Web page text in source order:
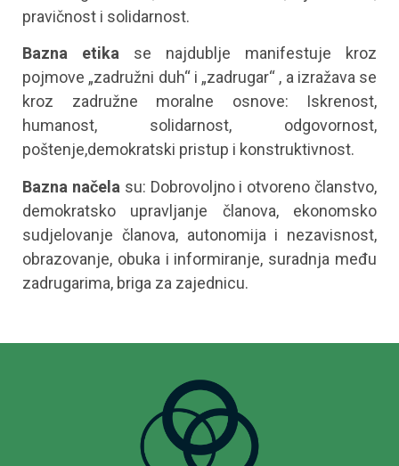
pravičnost i solidarnost.
Bazna etika se najdublje manifestuje kroz
pojmove „zadružni duh“ i „zadrugar“ , a izražava se
kroz zadružne moralne osnove: Iskrenost,
humanost, solidarnost, odgovornost,
poštenje,demokratski pristup i konstruktivnost.
Bazna načela su: Dobrovoljno i otvoreno članstvo,
demokratsko upravljanje članova, ekonomsko
sudjelovanje članova, autonomija i nezavisnost,
obrazovanje, obuka i informiranje, suradnja među
zadrugarima, briga za zajednicu.